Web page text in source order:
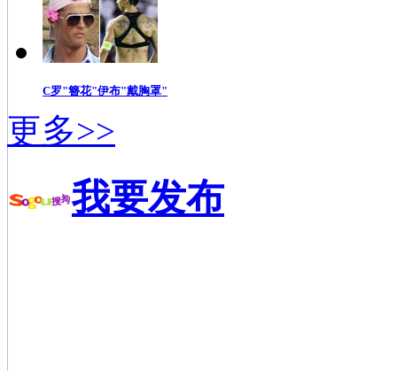
C罗"簪花"伊布"戴胸罩"
更多>>
我要发布